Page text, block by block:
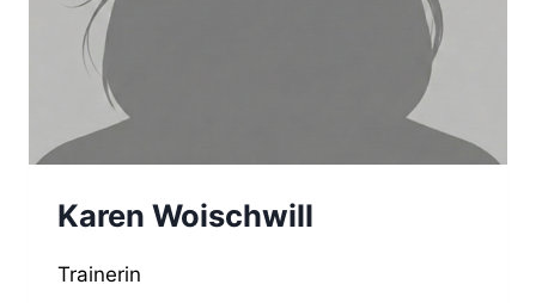
Karen Woischwill
Trainerin